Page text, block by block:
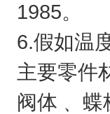
1985。
6.假如温
主要零件
阀体﹑
蝶